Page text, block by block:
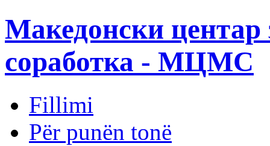
Македонски центар
соработка - МЦМС
Fillimi
Për punën tonë